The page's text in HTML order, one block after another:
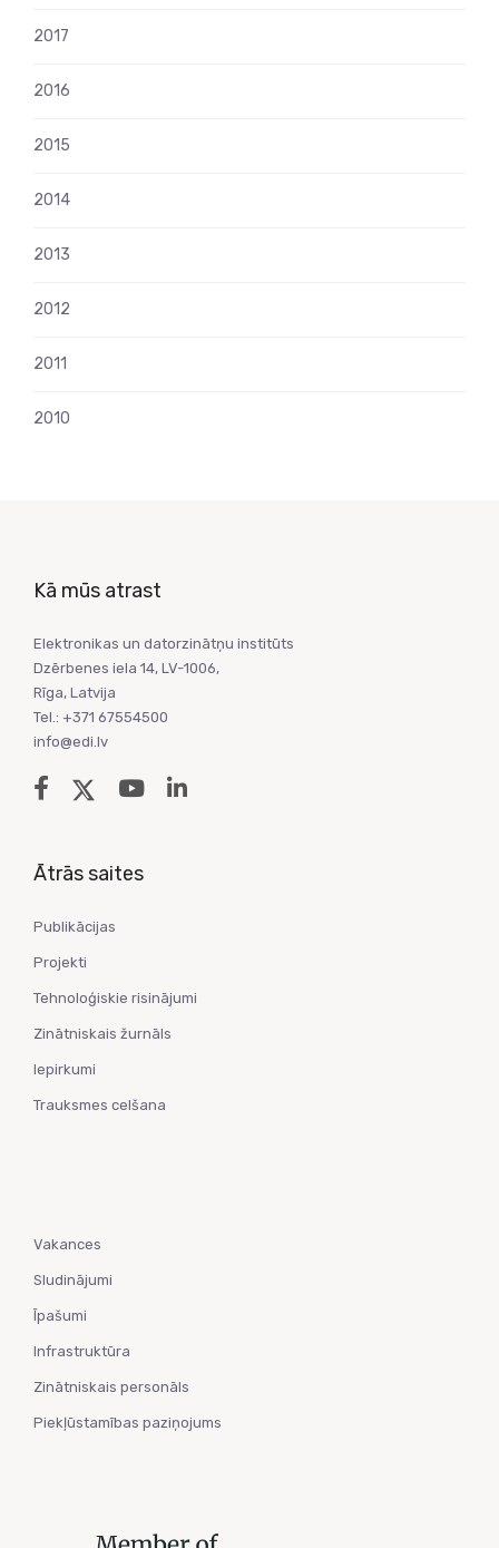
2017
2016
2015
2014
2013
2012
2011
2010
Kā mūs atrast
Elektronikas un datorzinātņu institūts
Dzērbenes iela 14, LV-1006,
Rīga, Latvija
Tel.: +371 67554500
info@edi.lv
Ātrās saites
Publikācijas
Projekti
Tehnoloģiskie risinājumi
Zinātniskais žurnāls
Iepirkumi
Trauksmes celšana
Vakances
Sludinājumi
Īpašumi
Infrastruktūra
Zinātniskais personāls
Piekļūstamības paziņojums